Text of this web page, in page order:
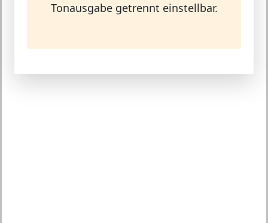
Tonausgabe getrennt einstellbar.